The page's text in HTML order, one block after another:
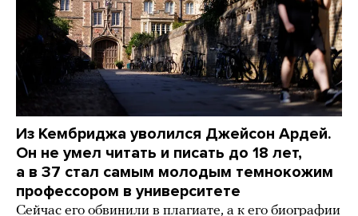
Из Кембриджа уволился Джейсон Ардей.
Он не умел читать и писать до 18 лет,
а в 37 стал самым молодым темнокожим
профессором в университете
Сейчас его обвинили в плагиате, а к его биографии